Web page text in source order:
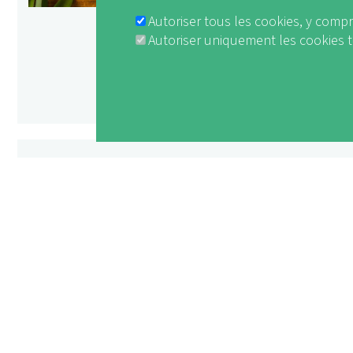
écolabellisées dans
leurs clients des
Autoriser tous les cookies, y
Autoriser uniquement les cookies